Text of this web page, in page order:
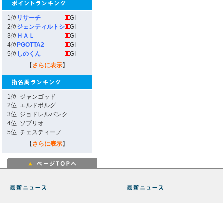
1位 リサーチ
GI
2位ジェンティルトシ
GI
3位 ＨＡＬ
GI
4位 PGOTTA2
GI
5位 しのくん
GI
【 さらに表示】
1位 ジャンゴッド
2位 エルドボルグ
3位 ジョドレルバンク
4位 ソブリオ
5位 チェスティーノ
【 さらに表示】